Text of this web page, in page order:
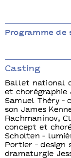
Programme de
Casting
Ballet national
et chorégraphie
Samuel Théry -
son James
Rachmaninov,
concept et
Scholten -
Portier - design
dramaturgie